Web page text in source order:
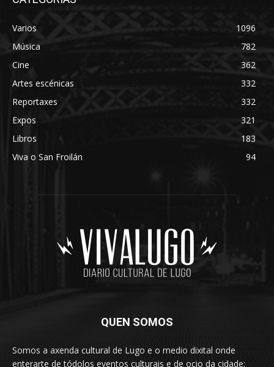
Varios
1096
Música
782
Cine
362
Artes escénicas
332
Reportaxes
332
Expos
321
Libros
183
Viva o San Froilán
94
QUEN SOMOS
Somos a axenda cultural de Lugo e o medio dixital onde
enterarte de tódolos eventos culturais e de ocio da cidade: